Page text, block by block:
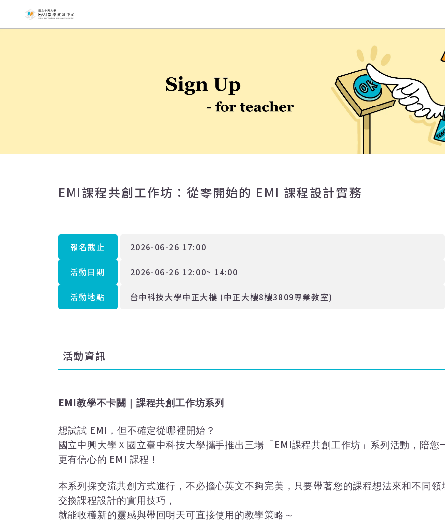
EMI課程共創工作坊：從零開始的 EMI 課程設計實務
報名截止 2026-06-26 17:00
活動日期 2026-06-26 12:00~ 14:00
活動地點 台中科技大學中正大樓 (中正大樓8樓3809專業教室)
活動資訊
EMI教學不卡關｜課程共創工作坊系列
想試試 EMI ，但不確定從哪裡開始？
國立中興大學Ｘ國立臺中科技大學攜手推出三場「 EMI課程共創工作坊」系列活動，陪您
更有信心的 EMI 課程！
本系列採交流共創方式進行，不必擔心英文不夠完美，只要帶著您的課程想法來和不同
交換課程設計的實用技巧，
就能收穫新的靈感與帶回明天可直接使用的教學策略～